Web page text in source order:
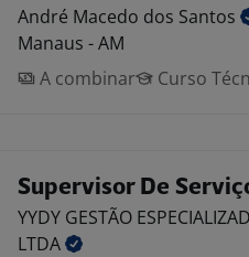
André Macedo dos Santos
Manaus - AM
A combinar
Curso
Supervisor De
YYDY GESTÃO
LTDA